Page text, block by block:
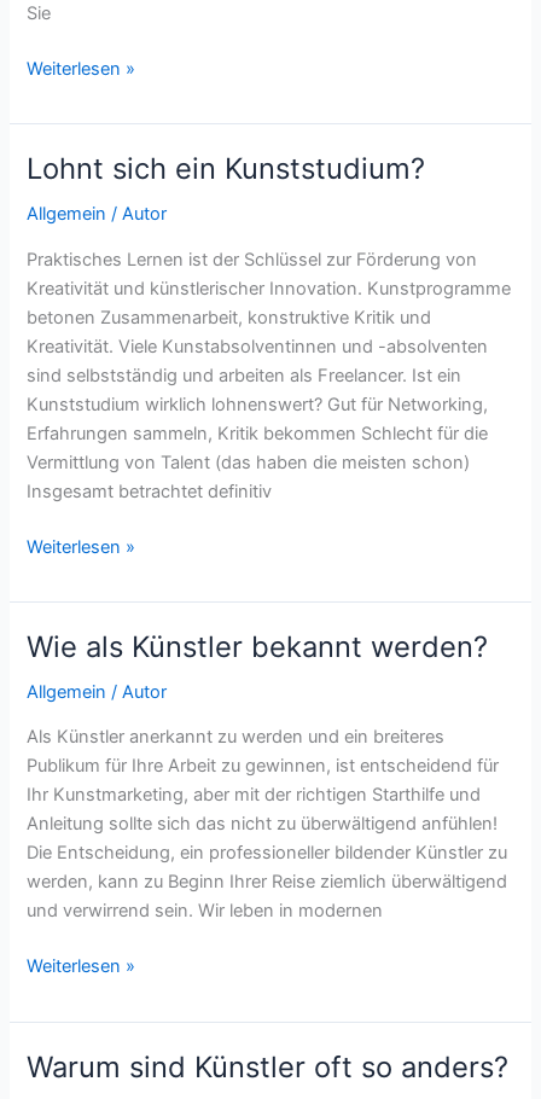
Sie
Geld
Instagram
oder
Tiktok?
Weiterlesen »
Lohnt sich ein Kunststudium?
Allgemein /Autor
Praktisches Lernen ist der Schlüssel zur Förderung von
Kreativität und künstlerischer Innovation. Kunstprogramme
betonen Zusammenarbeit, konstruktive Kritik und
Kreativität. Viele Kunstabsolventinnen und -absolventen
sind selbstständig und arbeiten als Freelancer. Ist ein
Kunststudium wirklich lohnenswert? Gut für Networking,
Erfahrungen sammeln, Kritik bekommen Schlecht für die
Vermittlung von Talent (das haben die meisten schon)
Insgesamt betrachtet definitiv
Lohnt
ein
Kunststudium?
Weiterlesen »
Wie als Künstler bekannt werden?
Allgemein /Autor
Als Künstler anerkannt zu werden und ein breiteres
Publikum für Ihre Arbeit zu gewinnen, ist entscheidend für
Ihr Kunstmarketing, aber mit der richtigen Starthilfe und
Anleitung sollte sich das nicht zu überwältigend anfühlen!
Die Entscheidung, ein professioneller bildender Künstler zu
werden, kann zu Beginn Ihrer Reise ziemlich überwältigend
und verwirrend sein. Wir leben in modernen
Wie
Künstler
bekannt
werden?
Weiterlesen »
Warum sind Künstler oft so anders?